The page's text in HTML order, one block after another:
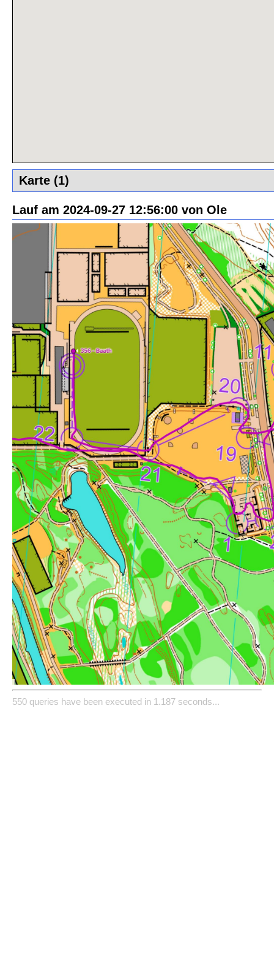
Karte (1)
Lauf am 2024-09-27 12:56:00 von Ole
550 queries have been executed in 1.187 seconds...